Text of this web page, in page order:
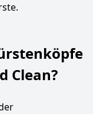
Clean?